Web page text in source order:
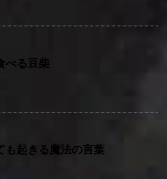
べる豆柴
も起きる魔法の言葉